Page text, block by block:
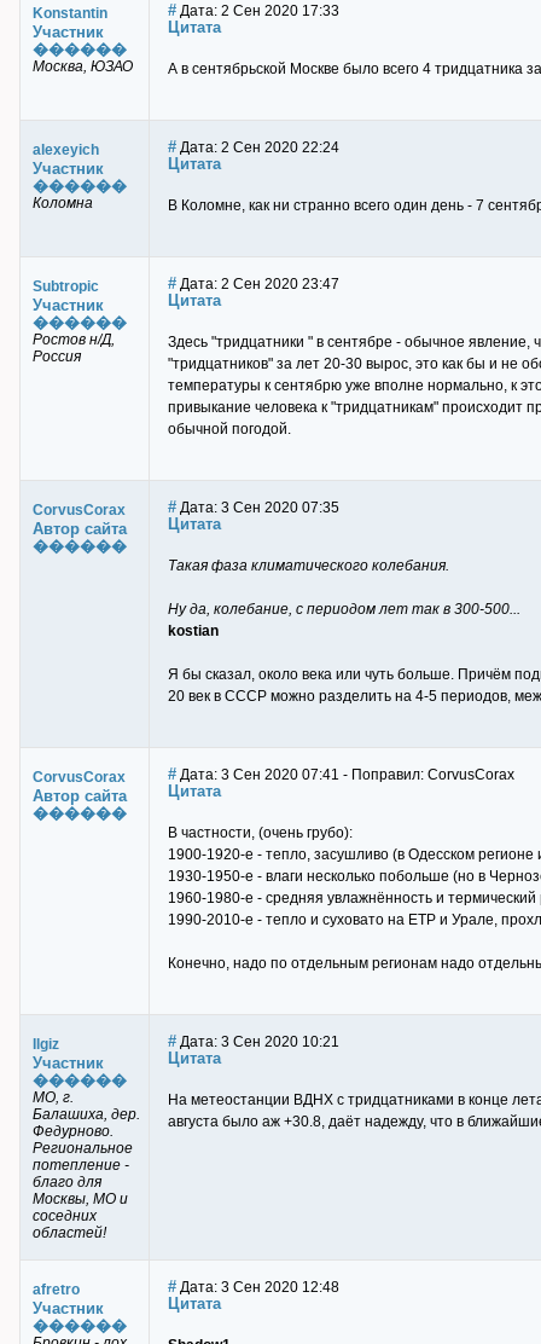
Konstantin
Участник
������
Москва, ЮЗАО
# Дата: 2 Сен 2020 17:33
Цитата
А в сентябрьской Москве было всего 4 тридцатника
alexeyich
Участник
������
Коломна
# Дата: 2 Сен 2020 22:24
Цитата
В Коломне, как ни странно всего один день - 7
Subtropic
Участник
������
Ростов н/Д,
Россия
# Дата: 2 Сен 2020 23:47
Цитата
Здесь "тридцатники " в сентябре - обычное явление,
"тридцатников" за лет 20-30 вырос, это как бы и не
температуры к сентябрю уже вполне нормально, к
привыкание человека к "тридцатникам" происходит
обычной погодой.
CorvusCorax
Автор сайта
������
# Дата: 3 Сен 2020 07:35
Цитата
Такая фаза климатического колебания.
Ну да, колебание, с периодом лет так в 300-500...
kostian
Я бы сказал, около века или чуть больше. Причём
20 век в СССР можно разделить на 4-5 периодов,
CorvusCorax
Автор сайта
������
# Дата: 3 Сен 2020 07:41 - Поправил: CorvusCorax
Цитата
В частности, (очень грубо):
1900-1920-е - тепло, засушливо (в Одесском регионе
1930-1950-е - влаги несколько побольше (но в
1960-1980-е - средняя увлажнённость и
1990-2010-е - тепло и суховато на ЕТР и Урале,
Конечно, надо по отдельным регионам надо
Ilgiz
Участник
������
МО, г.
Балашиха, дер.
Федурново.
Региональное
потепление -
благо для
Москвы, МО и
соседних
областей!
# Дата: 3 Сен 2020 10:21
Цитата
На метеостанции ВДНХ с тридцатниками в конце
августа было аж +30.8, даёт надежду, что в
afretro
Участник
������
# Дата: 3 Сен 2020 12:48
Цитата